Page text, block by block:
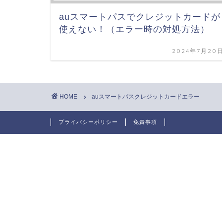
auスマートパスでクレジットカードが
使えない！（エラー時の対処方法）
2024年7月20
HOME auスマートパスクレジットカードエラー
プライバシーポリシー 免責事項